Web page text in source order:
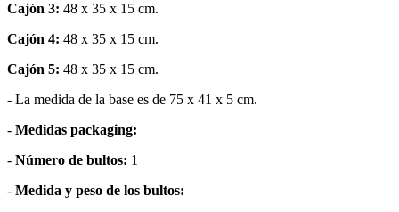
Cajón 3: 48 x 35 x 15 cm.
Cajón 4: 48 x 35 x 15 cm.
Cajón 5: 48 x 35 x 15 cm.
- La medida de la base es de 75 x 41 x 5 cm.
- Medidas packaging:
- Número de bultos: 1
- Medida y peso de los bultos: